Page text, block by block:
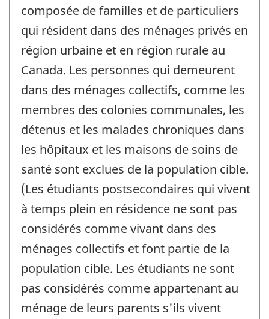
composée de familles et de particuliers
qui résident dans des ménages privés en
région urbaine et en région rurale au
Canada. Les personnes qui demeurent
dans des ménages collectifs, comme les
membres des colonies communales, les
détenus et les malades chroniques dans
les hôpitaux et les maisons de soins de
santé sont exclues de la population cible.
(Les étudiants postsecondaires qui vivent
à temps plein en résidence ne sont pas
considérés comme vivant dans des
ménages collectifs et font partie de la
population cible. Les étudiants ne sont
pas considérés comme appartenant au
ménage de leurs parents s'ils vivent